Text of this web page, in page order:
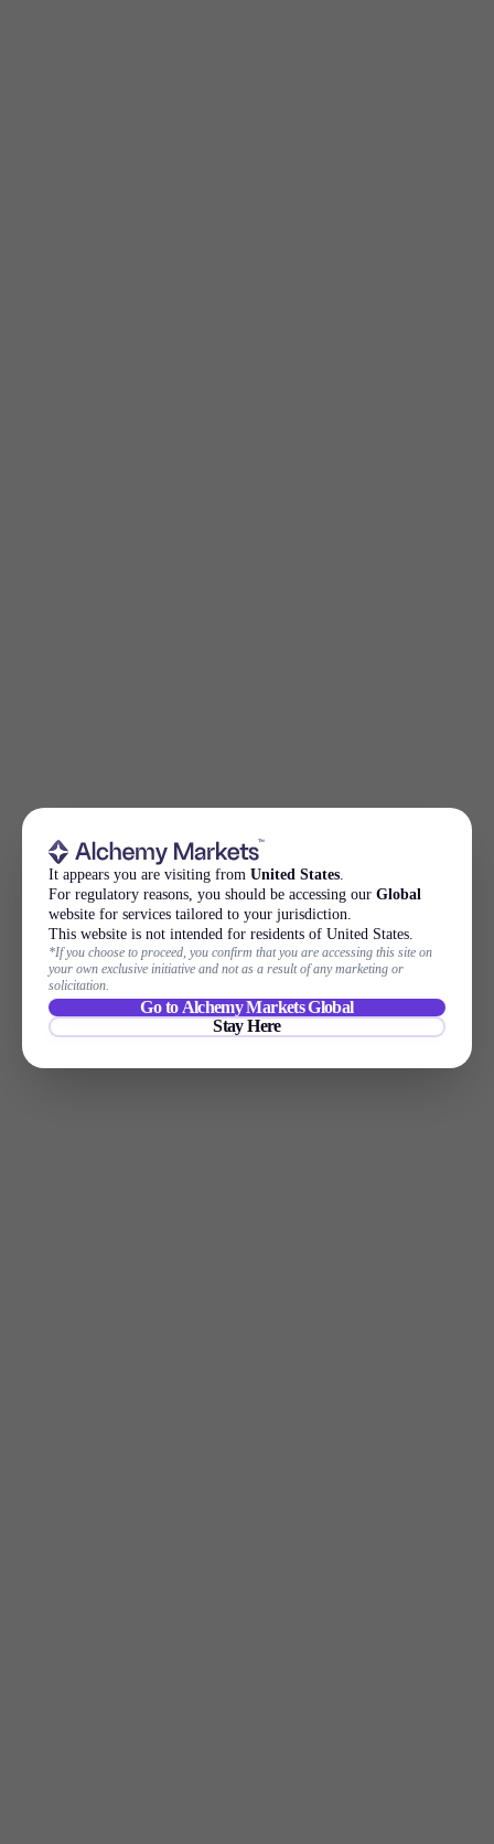
It appears you are visiting from United States
For regulatory reasons, you should be accessing our Global
website for services tailored to your jurisdiction.
This website is not intended for residents of United States.
*If you choose to proceed, you confirm that you are accessing this site on
your own exclusive initiative and not as a result of any marketing or
solicitation.
Go to Alchemy Markets Global
Stay Here